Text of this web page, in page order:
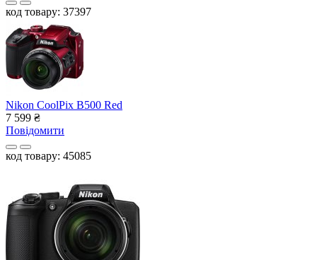
код товару: 37397
Nikon CoolPix B500 Red
7 599 ₴
Повідомити
код товару: 45085